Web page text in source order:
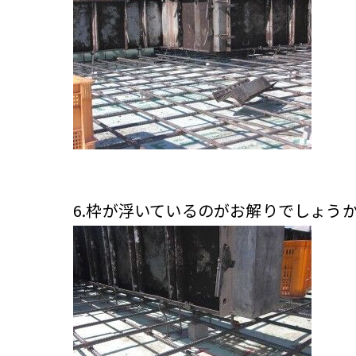
6.枠が浮いているのがお解りでしょう